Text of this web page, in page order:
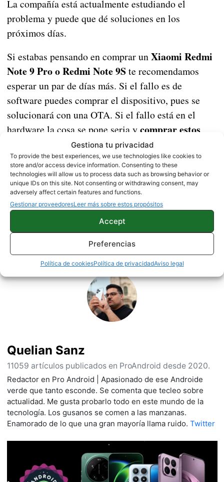
Gestiona tu privacidad
To provide the best experiences, we use technologies like cookies to
store and/or access device information. Consenting to these
technologies will allow us to process data such as browsing behavior or
unique IDs on this site. Not consenting or withdrawing consent, may
adversely affect certain features and functions.
Gestionar proveedoresLeer más sobre estos propósitos
Accept
Preferencias
Política de cookiesPolítica de privacidadAviso legal
La compañía está actualmente estudiando el
problema y puede que dé soluciones en los
próximos días.
Si estabas pensando en comprar unXiaomi Redmi
Note 9 Pro o Redmi Note 9S te recomendamos
esperar un par de días más. Si el fallo es de
software puedes comprar el dispositivo, pues se
solucionará con una OTA. Si el fallo está en el
hardware la cosa se pone seria ycomprar estos
dispositivos podría darte algún dolor de cabeza.
Fuente | XDA
NOTICIAS
Quelian Sanz
11059 artículos publicados en ProAndroid desde 2020.
Redactor en Pro Android | Apasionado de ese Androide
verde que tanto esconde. Se comenta que tecleo sobre
actualidad. Me gusta probarlo todo en este mundo de la
tecnología. Los gusanos se comen a las manzanas.
Enamorado de lo que una gran mayoría llama ruido. Twitter